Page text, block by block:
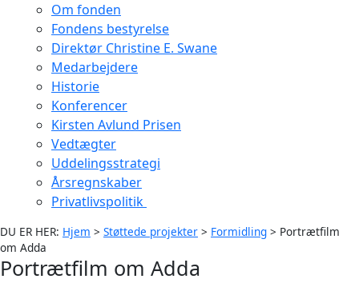
Om fonden
Fondens bestyrelse
Direktør Christine E. Swane
Medarbejdere
Historie
Konferencer
Kirsten Avlund Prisen
Vedtægter
Uddelingsstrategi
Årsregnskaber
Privatlivspolitik
DU ER HER: Hjem > Støttede projekter > Formidling > Portrætfilm
om Adda
Portrætfilm om Adda